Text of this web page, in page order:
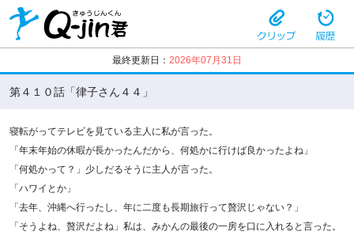
最終更新日： 2026年07月31日
第４１０話「律子さん４４」
寝転がってテレビを見ている主人に私が言った。
「年末年始の休暇が長かったんだから、何処かに行けば良かったよね」
「何処かって？」少しだるそうに主人が言った。
「ハワイとか」
「去年、沖縄へ行ったし、年に二度も長期旅行って贅沢じゃない？」
「そうよね、贅沢だよね」私は、みかんの最後の一房を口に入れると言った。